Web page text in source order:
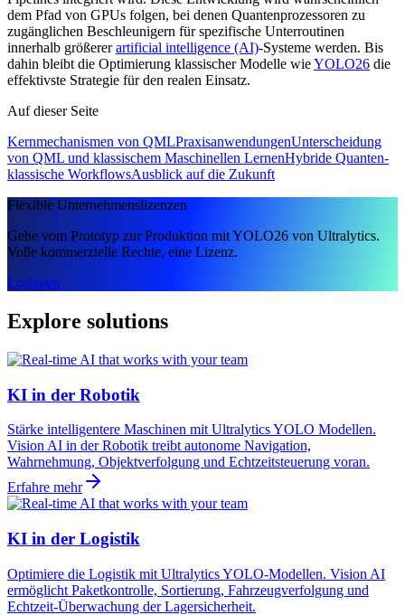
dem Pfad von GPUs folgen, bei denen Quantenprozessoren zu
zugänglichen Beschleunigern für spezifische Unterroutinen
innerhalb größererartificial intelligence (AI)-Systeme werden. Bis
dahin bleibt die Optimierung klassischer Modelle wieYOLO26 die
effektivste Strategie für den realen Einsatz.
Auf dieser Seite
Kernmechanismen von QMLPraxisanwendungenUnterscheidung
von QML und klassischem Maschinellen LernenHybride Quanten-
klassische WorkflowsAusblick auf die Zukunft
Flexible Unternehmenslizenzen
Gehe vom Prototyp zur Produktion mit YOLO26 von Ultralytics.
Volle kommerzielle Rechte, eine Lizenz.
Loslegen
Explore solutions
KI in der Robotik
Stärke intelligentere Maschinen mit Ultralytics YOLO Modellen.
Vision AI in der Robotik treibt autonome Navigation,
Wahrnehmung, Objektverfolgung und Echtzeitsteuerung voran.
Erfahre mehr
KI in der Logistik
Optimiere die Logistik mit Ultralytics YOLO-Modellen. Vision AI
ermöglicht Paketkontrolle, Sortierung, Fahrzeugverfolgung und
Echtzeit-Überwachung der Lagersicherheit.